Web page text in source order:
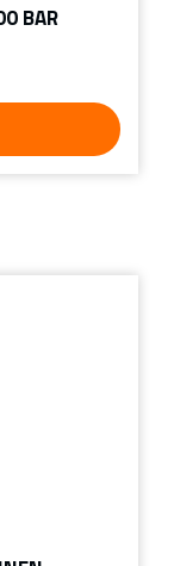
BAR